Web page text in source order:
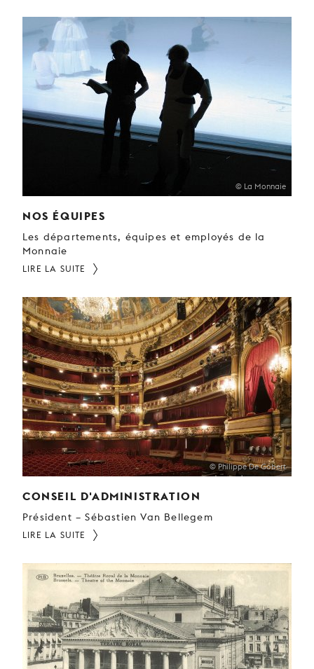
© La Monnaie
NOS ÉQUIPES
Les départements, équipes et employés de la
Monnaie
LIRE LA SUITE
© Philippe De Gobert
CONSEIL D'ADMINISTRATION
Président – Sébastien Van Bellegem
LIRE LA SUITE